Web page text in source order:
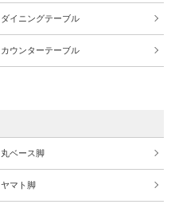
ダイニングテーブル
カウンターテーブル
丸ベース脚
ヤマト脚